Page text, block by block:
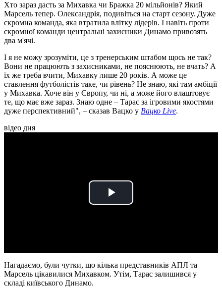
Хто зараз дасть за Михавка чи Бражка 20 мільйонів? Який
Марсель тепер. Олександрія, подивіться на старт сезону. Дуже
скромна команда, яка втратила влітку лідерів. І навіть проти
скромної команди центральні захисники Динамо привозять
два м'ячі.
І я не можу зрозуміти, це з тренерським штабом щось не так?
Вони не працюють з захисниками, не пояснюють, не вчать? А
їх же треба вчити, Михавку лише 20 років. А може це
ставлення футболістів таке, чи рівень? Не знаю, які там амбіції
у Михавка. Хоче він у Європу, чи ні, а може його влаштовує
те, що має вже зараз. Знаю одне – Тарас за ігровими якостями
дуже перспективний", – сказав Вацко у Вацко Live.
відео дня
Play
Нагадаємо, були чутки, що кілька представників АПЛ та
Марсель цікавилися Михавком. Утім, Тарас залишився у
складі київського Динамо.